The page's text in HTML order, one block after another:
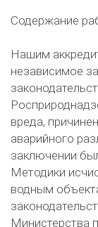
Содержание
Нашим
независимое
вреда,
аварийного
заключении
Методики
водным
Министерства